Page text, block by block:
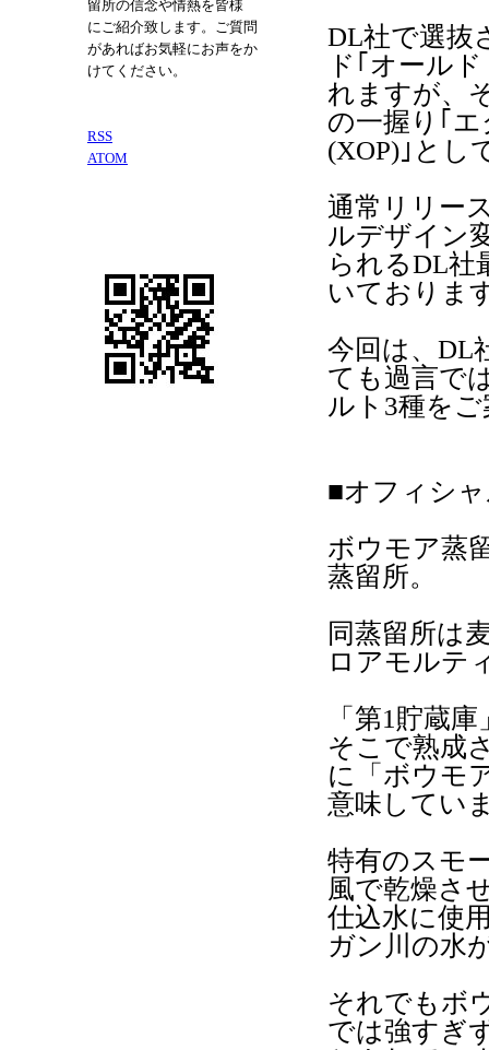
留所の信念や情熱を皆様
にご紹介致します。ご質問
があればお気軽にお声をか
けてください。
RSS
ATOM
DL社で選抜
ド｢オール
れますが、
の一握り｢
(XOP)｣とし
通常リリー
ルデザイン
られるDL社
いておりま
今回は、DL
ても過言で
ルト3種を
■オフィシ
ボウモア蒸
蒸留所。
同蒸留所は
ロアモルテ
「第1貯蔵
そこで熟成
に「ボウモ
意味してい
特有のスモ
風で乾燥さ
仕込水に使
ガン川の水
それでもボ
では強すぎ